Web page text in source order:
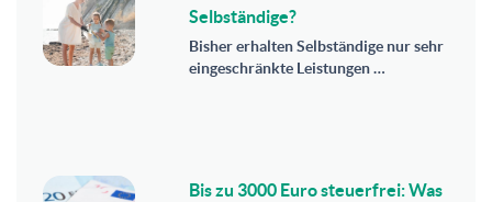
Selbständige?
Bisher erhalten Selbständige nur sehr
eingeschränkte Leistungen …
Bis zu 3000 Euro steuerfrei: Was